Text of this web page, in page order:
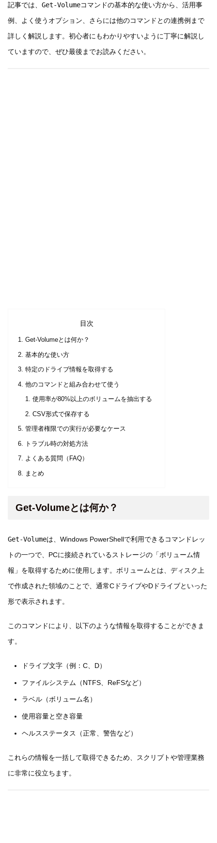
記事では、 Get-Volumeコマンドの基本的な使い方から、活用事
例、よく使うオプション、さらには他のコマンドとの連携例まで
詳しく解説します。初心者にもわかりやすいように丁寧に解説し
ていますので、ぜひ最後までお読みください。
目次
Get-Volumeとは何か？
基本的な使い方
特定のドライブ情報を取得する
他のコマンドと組み合わせて使う
使用率が80%以上のボリュームを抽出する
CSV形式で保存する
管理者権限での実行が必要なケース
トラブル時の対処方法
よくある質問（FAQ）
まとめ
Get-Volumeとは何か？
Get-Volumeは、Windows PowerShellで利用できるコマンドレッ
トの一つで、PCに接続されているストレージの「ボリューム情
報」を取得するために使用します。ボリュームとは、ディスク上
で作成された領域のことで、通常CドライブやDドライブといった
形で表示されます。
このコマンドにより、以下のような情報を取得することができま
す。
ドライブ文字（例：C、D）
ファイルシステム（NTFS、ReFSなど）
ラベル（ボリューム名）
使用容量と空き容量
ヘルスステータス（正常、警告など）
これらの情報を一括して取得できるため、スクリプトや管理業務
に非常に役立ちます。